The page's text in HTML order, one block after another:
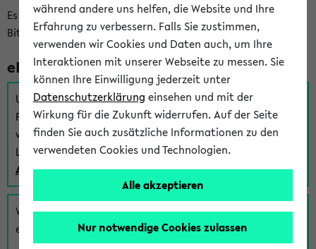
Es gibt mehrere Möglichkeiten zur Anmeldung am eKVV.
Bitte wählen Sie die für Sie richtige aus:
eKVV für Studierende
Um sich einen Stundenplan zu erstellen und alle weiteren
Funktionen des eKVVs für Studierende zu nutzen,
verwenden Sie diesen Link zur Anmeldung über Ihr Uni
Login:
Anmeldung zum eKVV der Studierenden
Wenn Sie (noch) kein Uni Login haben, können Sie das
eKVV auch über einen Gastzugang verwenden:
während andere uns helfen, die Website und Ihre
Erfahrung zu verbessern. Falls Sie zustimmen,
verwenden wir Cookies und Daten auch, um Ihre
Interaktionen mit unserer Webseite zu messen. Sie
können Ihre Einwilligung jederzeit unter
Datenschutzerklärung einsehen und mit der
Wirkung für die Zukunft widerrufen. Auf der Seite
finden Sie auch zusätzliche Informationen zu den
verwendeten Cookies und Technologien.
Alle akzeptieren
Nur notwendige Cookies zulassen